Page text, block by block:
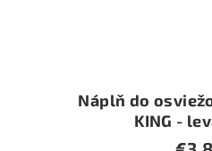
Náplň do
KING -